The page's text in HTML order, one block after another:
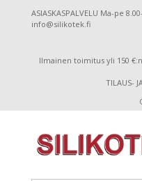
ASIASKASPALVELU Ma-pe
info@silikotek.fi
Ilmainen toimitus yli 150
TILAUS-